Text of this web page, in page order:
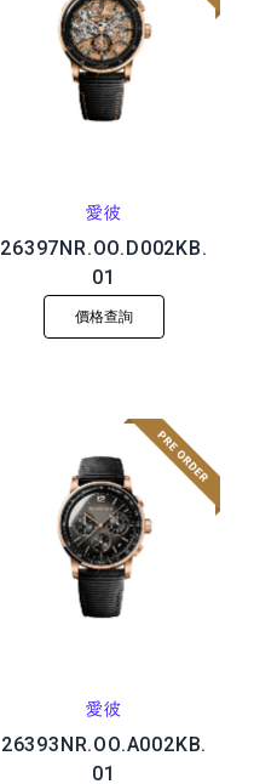
愛彼
26397NR.OO.D002KB.
01
價格查詢
愛彼
26393NR.OO.A002KB.
01